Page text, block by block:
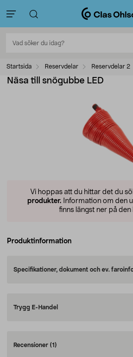
Startsida Reservdelar Reservdelar 2
Näsa till snögubbe LED
Vi hoppas att du hittar det du
produkter. Information om den
finns längst ner på den
Produktinformation
Specifikationer, dokument och ev.
Trygg E-Handel
Recensioner (1)